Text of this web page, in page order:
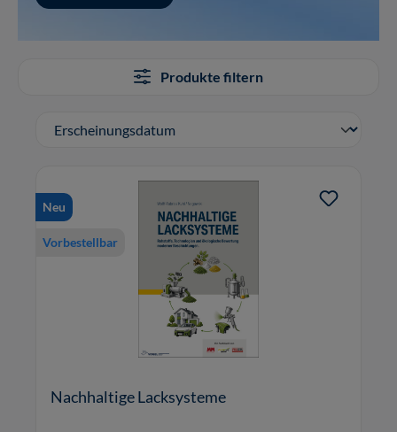
Produkte filtern
Neu
Vorbestellbar
Nachhaltige Lacksysteme